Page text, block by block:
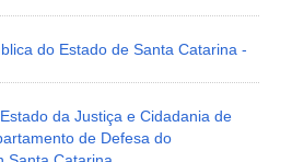
do Estado de Santa Catarina -
da Justiça e Cidadania de
de Defesa do